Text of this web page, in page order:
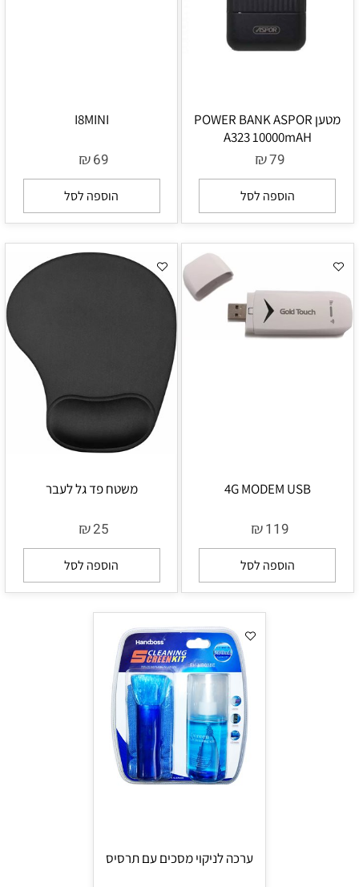
מטען POWER BANK ASPOR
A323 10000mAH
₪79
הוספה לסל
I8MINI
₪69
הוספה לסל
4G MODEM USB
₪119
הוספה לסל
משטח פד גל לעבר
₪25
הוספה לסל
ערכה לניקוי מסכים עם תרסיס